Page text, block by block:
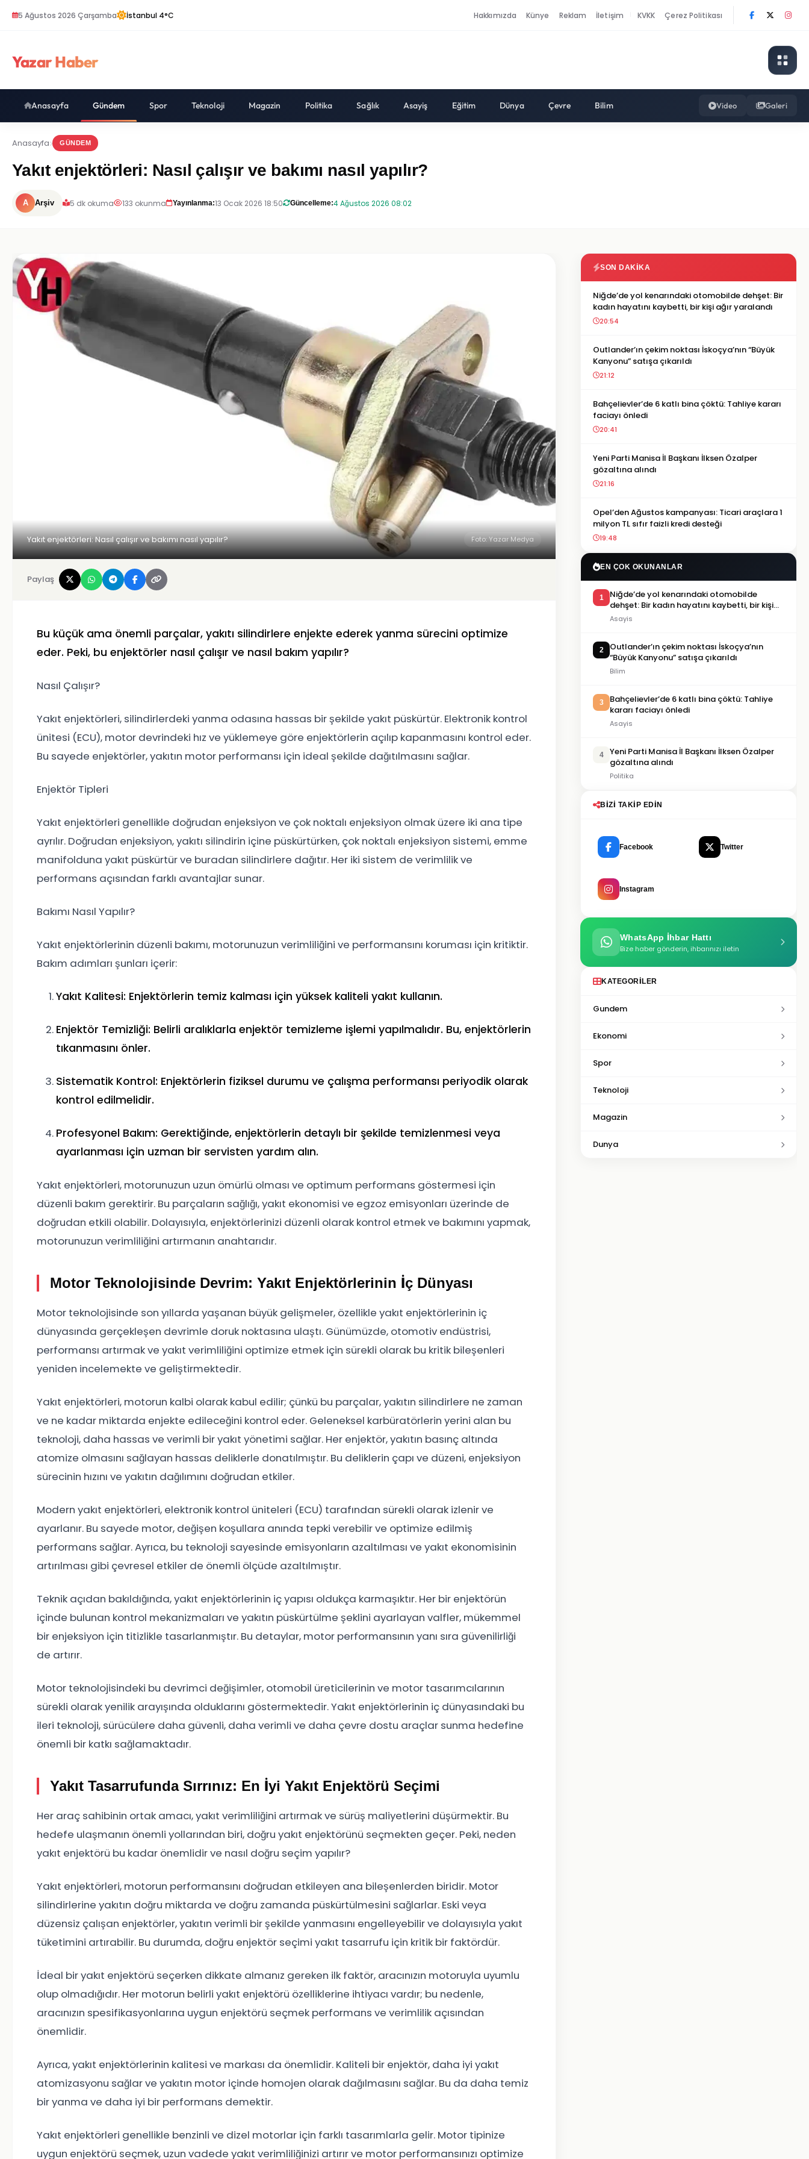
5 Ağustos 2026 Çarşamba İstanbul 4°C Hakkımızda Künye Reklam İletişim KVKK Çerez Politikası
Yazar Haber
Anasayfa Gündem Spor Teknoloji Magazin Politika Sağlık Asayiş Eğitim Dünya Çevre Bilim Video Galeri
Anasayfa GÜNDEM
Yakıt enjektörleri: Nasıl çalışır ve bakımı nasıl yapılır?
A Arşiv 5 dk okuma 133 okunma Yayınlanma:13 Ocak 2026 18:50 Güncelleme:4 Ağustos 2026 08:02
Yakıt enjektörleri: Nasıl çalışır ve bakımı nasıl yapılır? Foto: Yazar Medya
Paylaş
Bu küçük ama önemli parçalar, yakıtı silindirlere enjekte ederek yanma sürecini optimize
eder. Peki, bu enjektörler nasıl çalışır ve nasıl bakım yapılır?
Nasıl Çalışır?
Yakıt enjektörleri, silindirlerdeki yanma odasına hassas bir şekilde yakıt püskürtür. Elektronik kontrol
ünitesi (ECU), motor devrindeki hız ve yüklemeye göre enjektörlerin açılıp kapanmasını kontrol eder.
Bu sayede enjektörler, yakıtın motor performansı için ideal şekilde dağıtılmasını sağlar.
Enjektör Tipleri
Yakıt enjektörleri genellikle doğrudan enjeksiyon ve çok noktalı enjeksiyon olmak üzere iki ana tipe
ayrılır. Doğrudan enjeksiyon, yakıtı silindirin içine püskürtürken, çok noktalı enjeksiyon sistemi, emme
manifolduna yakıt püskürtür ve buradan silindirlere dağıtır. Her iki sistem de verimlilik ve
performans açısından farklı avantajlar sunar.
Bakımı Nasıl Yapılır?
Yakıt enjektörlerinin düzenli bakımı, motorunuzun verimliliğini ve performansını koruması için kritiktir.
Bakım adımları şunları içerir:
Yakıt Kalitesi: Enjektörlerin temiz kalması için yüksek kaliteli yakıt kullanın.
Enjektör Temizliği: Belirli aralıklarla enjektör temizleme işlemi yapılmalıdır. Bu, enjektörlerin
tıkanmasını önler.
Sistematik Kontrol: Enjektörlerin fiziksel durumu ve çalışma performansı periyodik olarak
kontrol edilmelidir.
Profesyonel Bakım: Gerektiğinde, enjektörlerin detaylı bir şekilde temizlenmesi veya
ayarlanması için uzman bir servisten yardım alın.
Yakıt enjektörleri, motorunuzun uzun ömürlü olması ve optimum performans göstermesi için
düzenli bakım gerektirir. Bu parçaların sağlığı, yakıt ekonomisi ve egzoz emisyonları üzerinde de
doğrudan etkili olabilir. Dolayısıyla, enjektörlerinizi düzenli olarak kontrol etmek ve bakımını yapmak,
motorunuzun verimliliğini artırmanın anahtarıdır.
Motor Teknolojisinde Devrim: Yakıt Enjektörlerinin İç Dünyası
Motor teknolojisinde son yıllarda yaşanan büyük gelişmeler, özellikle yakıt enjektörlerinin iç
dünyasında gerçekleşen devrimle doruk noktasına ulaştı. Günümüzde, otomotiv endüstrisi,
performansı artırmak ve yakıt verimliliğini optimize etmek için sürekli olarak bu kritik bileşenleri
yeniden incelemekte ve geliştirmektedir.
Yakıt enjektörleri, motorun kalbi olarak kabul edilir; çünkü bu parçalar, yakıtın silindirlere ne zaman
ve ne kadar miktarda enjekte edileceğini kontrol eder. Geleneksel karbüratörlerin yerini alan bu
teknoloji, daha hassas ve verimli bir yakıt yönetimi sağlar. Her enjektör, yakıtın basınç altında
atomize olmasını sağlayan hassas deliklerle donatılmıştır. Bu deliklerin çapı ve düzeni, enjeksiyon
sürecinin hızını ve yakıtın dağılımını doğrudan etkiler.
Modern yakıt enjektörleri, elektronik kontrol üniteleri (ECU) tarafından sürekli olarak izlenir ve
ayarlanır. Bu sayede motor, değişen koşullara anında tepki verebilir ve optimize edilmiş
performans sağlar. Ayrıca, bu teknoloji sayesinde emisyonların azaltılması ve yakıt ekonomisinin
artırılması gibi çevresel etkiler de önemli ölçüde azaltılmıştır.
Teknik açıdan bakıldığında, yakıt enjektörlerinin iç yapısı oldukça karmaşıktır. Her bir enjektörün
içinde bulunan kontrol mekanizmaları ve yakıtın püskürtülme şeklini ayarlayan valfler, mükemmel
bir enjeksiyon için titizlikle tasarlanmıştır. Bu detaylar, motor performansının yanı sıra güvenilirliği
de artırır.
Motor teknolojisindeki bu devrimci değişimler, otomobil üreticilerinin ve motor tasarımcılarının
sürekli olarak yenilik arayışında olduklarını göstermektedir. Yakıt enjektörlerinin iç dünyasındaki bu
ileri teknoloji, sürücülere daha güvenli, daha verimli ve daha çevre dostu araçlar sunma hedefine
önemli bir katkı sağlamaktadır.
Yakıt Tasarrufunda Sırrınız: En İyi Yakıt Enjektörü Seçimi
Her araç sahibinin ortak amacı, yakıt verimliliğini artırmak ve sürüş maliyetlerini düşürmektir. Bu
hedefe ulaşmanın önemli yollarından biri, doğru yakıt enjektörünü seçmekten geçer. Peki, neden
yakıt enjektörü bu kadar önemlidir ve nasıl doğru seçim yapılır?
Yakıt enjektörleri, motorun performansını doğrudan etkileyen ana bileşenlerden biridir. Motor
silindirlerine yakıtın doğru miktarda ve doğru zamanda püskürtülmesini sağlarlar. Eski veya
düzensiz çalışan enjektörler, yakıtın verimli bir şekilde yanmasını engelleyebilir ve dolayısıyla yakıt
tüketimini artırabilir. Bu durumda, doğru enjektör seçimi yakıt tasarrufu için kritik bir faktördür.
İdeal bir yakıt enjektörü seçerken dikkate almanız gereken ilk faktör, aracınızın motoruyla uyumlu
olup olmadığıdır. Her motorun belirli yakıt enjektörü özelliklerine ihtiyacı vardır; bu nedenle,
aracınızın spesifikasyonlarına uygun enjektörü seçmek performans ve verimlilik açısından
önemlidir.
Ayrıca, yakıt enjektörlerinin kalitesi ve markası da önemlidir. Kaliteli bir enjektör, daha iyi yakıt
atomizasyonu sağlar ve yakıtın motor içinde homojen olarak dağılmasını sağlar. Bu da daha temiz
bir yanma ve daha iyi bir performans demektir.
Yakıt enjektörleri genellikle benzinli ve dizel motorlar için farklı tasarımlarla gelir. Motor tipinize
uygun enjektörü seçmek, uzun vadede yakıt verimliliğinizi artırır ve motor performansınızı optimize
SON DAKIKA
Niğde’de yol kenarındaki otomobilde dehşet: Bir
kadın hayatını kaybetti, bir kişi ağır yaralandı
20:54
Outlander’ın çekim noktası İskoçya’nın “Büyük
Kanyonu” satışa çıkarıldı
21:12
Bahçelievler’de 6 katlı bina çöktü: Tahliye kararı
faciayı önledi
20:41
Yeni Parti Manisa İl Başkanı İlksen Özalper
gözaltına alındı
21:16
Opel’den Ağustos kampanyası: Ticari araçlara 1
milyon TL sıfır faizli kredi desteği
19:48
EN ÇOK OKUNANLAR
1
Niğde’de yol kenarındaki otomobilde
dehşet: Bir kadın hayatını kaybetti, bir kişi
ağır yaralandı
Asayis
2
Outlander’ın çekim noktası İskoçya’nın
“Büyük Kanyonu” satışa çıkarıldı
Bilim
3
Bahçelievler’de 6 katlı bina çöktü: Tahliye
kararı faciayı önledi
Asayis
4
Yeni Parti Manisa İl Başkanı İlksen Özalper
gözaltına alındı
Politika
BIZI TAKIP EDIN
Facebook Twitter
Instagram
WhatsApp İhbar Hattı
Bize haber gönderin, ihbarınızı iletin
KATEGORILER
Gundem
Ekonomi
Spor
Teknoloji
Magazin
Dunya